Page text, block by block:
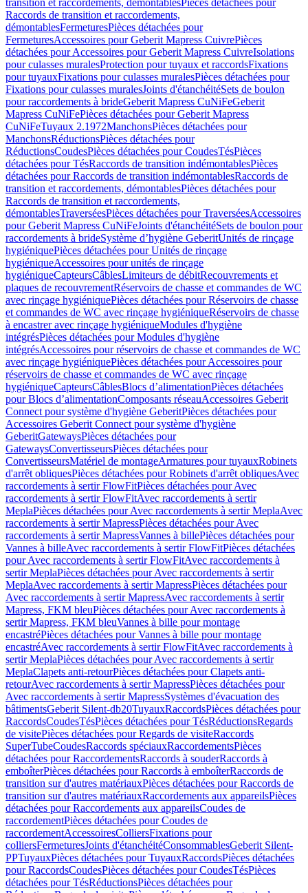
transition et raccordements, démontablesPièces détachées pour
Raccords de transition et raccordements,
démontablesFermeturesPièces détachées pour
FermeturesAccessoires pour Geberit Mapress CuivrePièces
détachées pour Accessoires pour Geberit Mapress CuivreIsolations
pour culasses muralesProtection pour tuyaux et raccordsFixations
pour tuyauxFixations pour culasses muralesPièces détachées pour
Fixations pour culasses muralesJoints d'étanchéitéSets de boulon
pour raccordements à brideGeberit Mapress CuNiFeGeberit
Mapress CuNiFePièces détachées pour Geberit Mapress
CuNiFeTuyaux 2.1972ManchonsPièces détachées pour
ManchonsRéductionsPièces détachées pour
RéductionsCoudesPièces détachées pour CoudesTésPièces
détachées pour TésRaccords de transition indémontablesPièces
détachées pour Raccords de transition indémontablesRaccords de
transition et raccordements, démontablesPièces détachées pour
Raccords de transition et raccordements,
démontablesTraverséesPièces détachées pour TraverséesAccessoires
pour Geberit Mapress CuNiFeJoints d'étanchéitéSets de boulon pour
raccordements à brideSystème d’hygiène GeberitUnités de rinçage
hygiéniquePièces détachées pour Unités de rinçage
hygiéniqueAccessoires pour unités de rinçage
hygiéniqueCapteursCâblesLimiteurs de débitRecouvrements et
plaques de recouvrementRéservoirs de chasse et commandes de WC
avec rinçage hygiéniquePièces détachées pour Réservoirs de chasse
et commandes de WC avec rinçage hygiéniqueRéservoirs de chasse
à encastrer avec rinçage hygiéniqueModules d'hygiène
intégrésPièces détachées pour Modules d'hygiène
intégrésAccessoires pour réservoirs de chasse et commandes de WC
avec rinçage hygiéniquePièces détachées pour Accessoires pour
réservoirs de chasse et commandes de WC avec rinçage
hygiéniqueCapteursCâblesBlocs d’alimentationPièces détachées
pour Blocs d’alimentationComposants réseauAccessoires Geberit
Connect pour système d'hygiène GeberitPièces détachées pour
Accessoires Geberit Connect pour système d'hygiène
GeberitGatewaysPièces détachées pour
GatewaysConvertisseursPièces détachées pour
ConvertisseursMatériel de montageArmatures pour tuyauxRobinets
d'arrêt obliquesPièces détachées pour Robinets d'arrêt obliquesAvec
raccordements à sertir FlowFitPièces détachées pour Avec
raccordements à sertir FlowFitAvec raccordements à sertir
MeplaPièces détachées pour Avec raccordements à sertir MeplaAvec
raccordements à sertir MapressPièces détachées pour Avec
raccordements à sertir MapressVannes à billePièces détachées pour
Vannes à billeAvec raccordements à sertir FlowFitPièces détachées
pour Avec raccordements à sertir FlowFitAvec raccordements à
sertir MeplaPièces détachées pour Avec raccordements à sertir
MeplaAvec raccordements à sertir MapressPièces détachées pour
Avec raccordements à sertir MapressAvec raccordements à sertir
Mapress, FKM bleuPièces détachées pour Avec raccordements à
sertir Mapress, FKM bleuVannes à bille pour montage
encastréPièces détachées pour Vannes à bille pour montage
encastréAvec raccordements à sertir FlowFitAvec raccordements à
sertir MeplaPièces détachées pour Avec raccordements à sertir
MeplaClapets anti-retourPièces détachées pour Clapets anti-
retourAvec raccordements à sertir MapressPièces détachées pour
Avec raccordements à sertir MapressSystèmes d'évacuation des
bâtimentsGeberit Silent-db20TuyauxRaccordsPièces détachées pour
RaccordsCoudesTésPièces détachées pour TésRéductionsRegards
de visitePièces détachées pour Regards de visiteRaccords
SuperTubeCoudesRaccords spéciauxRaccordementsPièces
détachées pour RaccordementsRaccords à souderRaccords à
emboîterPièces détachées pour Raccords à emboîterRaccords de
transition sur d'autres matériauxPièces détachées pour Raccords de
transition sur d'autres matériauxRaccordements aux appareilsPièces
détachées pour Raccordements aux appareilsCoudes de
raccordementPièces détachées pour Coudes de
raccordementAccessoiresColliersFixations pour
colliersFermeturesJoints d'étanchéitéConsommablesGeberit Silent-
PPTuyauxPièces détachées pour TuyauxRaccordsPièces détachées
pour RaccordsCoudesPièces détachées pour CoudesTésPièces
détachées pour TésRéductionsPièces détachées pour